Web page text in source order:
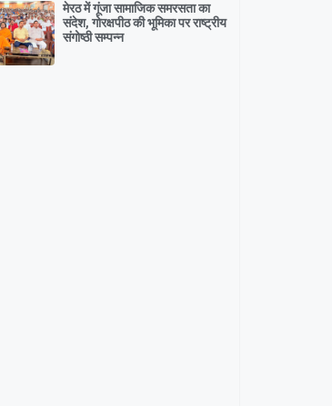
मेरठ में गूंजा सामाजिक समरसता का
संदेश, गोरक्षपीठ की भूमिका पर राष्ट्रीय
संगोष्ठी सम्पन्न